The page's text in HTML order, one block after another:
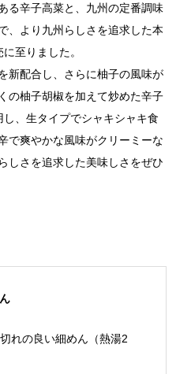
る辛子高菜と、九州の定番調味
、より九州らしさを追求した本
至りました。
新配合し、さらに柚子の風味が
の柚子胡椒を加えて炒めた辛子
、生タイプでシャキシャキ食
で爽やかな風味がクリーミーな
しさを追求した美味しさをぜひ
れの良い細めん（熱湯2